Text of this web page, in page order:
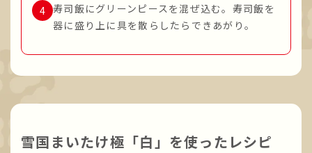
寿司飯にグリーンピースを混ぜ込む。寿司飯を
器に盛り上に具を散らしたらできあがり。
雪国まいたけ極「白」を使ったレシピ